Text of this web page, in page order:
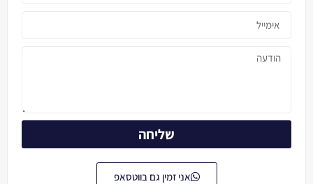
שליחה
אני זמין גם בווטסאפ